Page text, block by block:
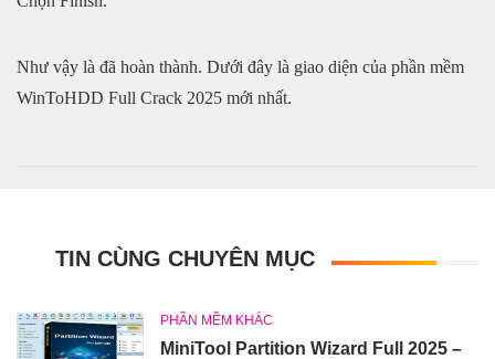
Như vậy là đã hoàn thành. Dưới đây là giao diện của phần mềm
WinToHDD Full Crack 2025 mới nhất.
TIN CÙNG CHUYÊN MỤC
PHẦN MỀM KHÁC
MiniTool Partition Wizard Full 2025 –